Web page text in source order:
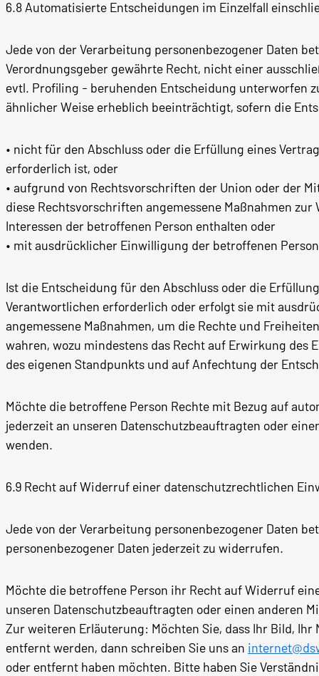
6.8 Automatisierte Entscheidungen im Einzelfall
Jede von der Verarbeitung personenbezogener Daten
Verordnungsgeber gewährte Recht, nicht einer
evtl. Profiling - beruhenden Entscheidung unterworfen
ähnlicher Weise erheblich beeinträchtigt, sofern die
• nicht für den Abschluss oder die Erfüllung eines
erforderlich ist, oder
• aufgrund von Rechtsvorschriften der Union oder der
diese Rechtsvorschriften angemessene Maßnahmen
Interessen der betroffenen Person enthalten oder
• mit ausdrücklicher Einwilligung der betroffenen
Ist die Entscheidung für den Abschluss oder die
Verantwortlichen erforderlich oder erfolgt sie mit
angemessene Maßnahmen, um die Rechte und
wahren, wozu mindestens das Recht auf Erwirkung des
des eigenen Standpunkts und auf Anfechtung der
Möchte die betroffene Person Rechte mit Bezug auf
jederzeit an unseren Datenschutzbeauftragten oder
wenden.
6.9 Recht auf Widerruf einer datenschutzrechtlichen
Jede von der Verarbeitung personenbezogener Daten
personenbezogener Daten jederzeit zu widerrufen.
Möchte die betroffene Person ihr Recht auf Widerruf
unseren Datenschutzbeauftragten oder einen anderen
Zur weiteren Erläuterung: Möchten Sie, dass Ihr Bild,
entfernt werden, dann schreiben Sie uns an
oder entfernt haben möchten. Bitte haben Sie